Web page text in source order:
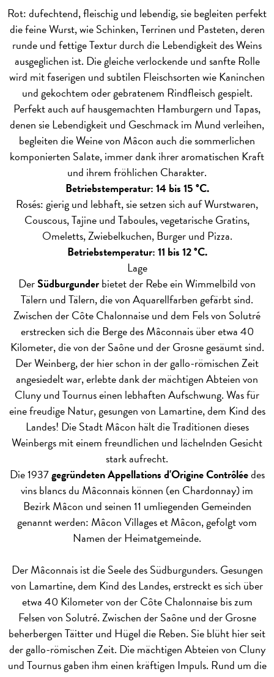
Rot: dufechtend, fleischig und lebendig, sie begleiten perfekt
die feine Wurst, wie Schinken, Terrinen und Pasteten, deren
runde und fettige Textur durch die Lebendigkeit des Weins
ausgeglichen ist. Die gleiche verlockende und sanfte Rolle
wird mit faserigen und subtilen Fleischsorten wie Kaninchen
und gekochtem oder gebratenem Rindfleisch gespielt.
Perfekt auch auf hausgemachten Hamburgern und Tapas,
denen sie Lebendigkeit und Geschmack im Mund verleihen,
begleiten die Weine von Mâcon auch die sommerlichen
komponierten Salate, immer dank ihrer aromatischen Kraft
und ihrem fröhlichen Charakter.
Betriebstemperatur: 14 bis 15 °C.
Rosés: gierig und lebhaft, sie setzen sich auf Wurstwaren,
Couscous, Tajine und Taboules, vegetarische Gratins,
Omeletts, Zwiebelkuchen, Burger und Pizza.
Betriebstemperatur: 11 bis 12 °C.
Lage
DerSüdburgunderbietet der Rebe ein Wimmelbild von
Tälern und Tälern, die von Aquarellfarben gefärbt sind.
Zwischen der Côte Chalonnaise und dem Fels von Solutré
erstrecken sich die Berge des Mâconnais über etwa 40
Kilometer, die von der Saône und der Grosne gesäumt sind.
Der Weinberg, der hier schon in der gallo-römischen Zeit
angesiedelt war, erlebte dank der mächtigen Abteien von
Cluny und Tournus einen lebhaften Aufschwung. Was für
eine freudige Natur, gesungen von Lamartine, dem Kind des
Landes! Die Stadt Mâcon hält die Traditionen dieses
Weinbergs mit einem freundlichen und lächelnden Gesicht
stark aufrecht.
Die 1937gegründeten Appellations d'Origine Contrôléedes
vins blancs du Mâconnais können (en Chardonnay) im
Bezirk Mâcon und seinen 11 umliegenden Gemeinden
genannt werden: Mâcon Villages et Mâcon, gefolgt vom
Namen der Heimatgemeinde.
Der Mâconnais ist die Seele des Südburgunders. Gesungen
von Lamartine, dem Kind des Landes, erstreckt es sich über
etwa 40 Kilometer von der Côte Chalonnaise bis zum
Felsen von Solutré. Zwischen der Saône und der Grosne
beherbergen Täitter und Hügel die Reben. Sie blüht hier seit
der gallo-römischen Zeit. Die mächtigen Abteien von Cluny
und Tournus gaben ihm einen kräftigen Impuls. Rund um die